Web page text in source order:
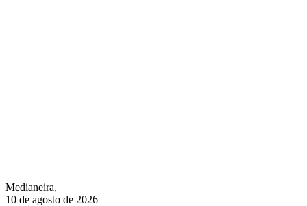
Medianeira,
10 de agosto de 2026